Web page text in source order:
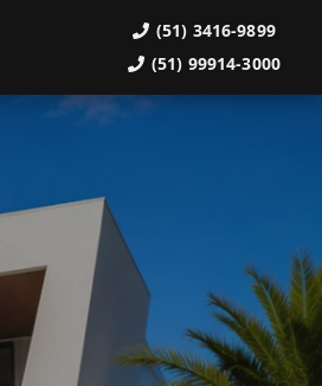
(51) 3416-9899
(51) 99914-3000